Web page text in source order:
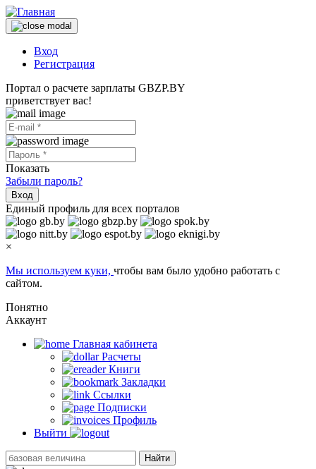
Вход
Регистрация
Портал о расчете зарплаты GBZP.BY
приветствует вас!
Показать
Забыли пароль?
Вход
Единый профиль для всех порталов
×
Мы используем куки, чтобы вам было удобно работать с
сайтом.
Понятно
Аккаунт
Главная кабинетa
Расчеты
Книги
Закладки
Ссылки
Подписки
Профиль
Выйти
Найти